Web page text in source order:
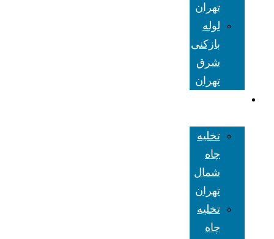
تهران
لوله
بازکنی
شرق
تهران
تخلیه
چاه
شمال
تهران
تخلیه
چاه